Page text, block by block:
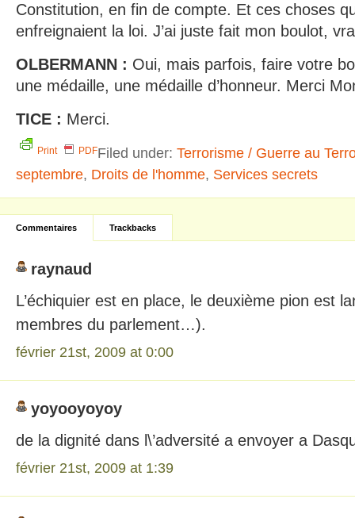
Constitution, en fin de compte. Et ces choses
enfreignaient la loi. J’ai juste fait mon boulot,
OLBERMANN : Oui, mais parfois, faire votre
une médaille, une médaille d’honneur. Merci
TICE : Merci.
Print PDFFiled under: Terrorisme / Guerre au
septembre, Droits de l'homme, Services secrets
Commentaires Trackbacks
raynaud
L’échiquier est en place, le deuxième pion est
membres du parlement…).
février 21st, 2009 at 0:00
yoyooyoyoy
de la dignité dans l\’adversité a envoyer a
février 21st, 2009 at 1:39